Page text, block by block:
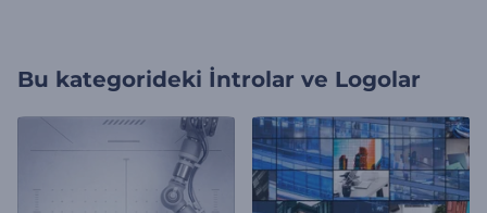
Bu kategorideki İntrolar ve Logolar